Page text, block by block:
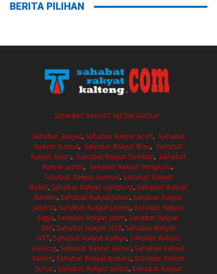
BERITA PILIHAN
SAHABAT RAKYAT MEDIA GROUP :
Sahabat Rakyat, Sahabat Rakyat Aceh, Sahabat
Rakyat Sumut, Sahabat Rakyat Riau, Sahabat
Rakyat Kepri,Sahabat Rakyat Sumbar,Sahabat
Rakyat Jambi, Sahabat Rakyat Bengkulu,
Sahabat Rakyat Sumsel, Sahabat Rakyat
Babel,Sahabat Rakyat Lampung,Sahabat Rakyat
Banten,Sahabat Rakyat Jabar,Sahabat Rakyat
Jakarta, Sahabat Rakyat Jateng, Sahabat Rakyat
Jogja, Sahabat Rakyat Jatim, Sahabat Rakyat
Bali,Sahabat Rakyat NTB,Sahabat Rakyat
NTT,Sahabat Rakyat Kalbar,Sahabat Rakyat
Kalteng,Sahabat Rakyat Kalsel,Sahabat Rakyat
Kaltim,Sahabat Rakyat Kaltara,Sahabat Rakyat
Sulsel, Sahabat Rakyat Sultra, Sahabat Rakyat